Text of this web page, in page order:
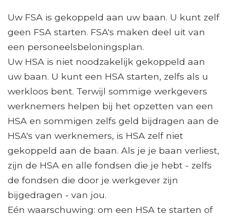
Uw FSA is gekoppeld aan uw baan. U kunt zelf
geen FSA starten. FSA's maken deel uit van
een personeelsbeloningsplan.
Uw HSA is niet noodzakelijk gekoppeld aan
uw baan. U kunt een HSA starten, zelfs als u
werkloos bent. Terwijl sommige werkgevers
werknemers helpen bij het opzetten van een
HSA en sommigen zelfs geld bijdragen aan de
HSA's van werknemers, is HSA zelf niet
gekoppeld aan de baan. Als je je baan verliest,
zijn de HSA en alle fondsen die je hebt - zelfs
de fondsen die door je werkgever zijn
bijgedragen - van jou.
Eén waarschuwing: om een ​​HSA te starten of